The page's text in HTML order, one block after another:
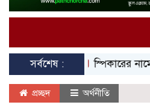
সর্বশেষ :
স্পিকারের নামে
প্রচ্ছদ অর্থনীতি